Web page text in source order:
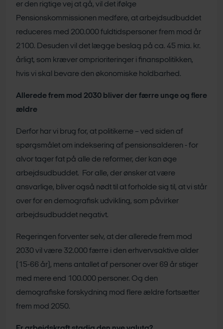
er den rigtige vej at gå, vil det ifølge
Pensionskommissionen medføre, at arbejdsudbuddet
reduceres med 200.000 fuldtidspersoner frem mod år
2100. Desuden vil det lægge beslag på ca. 45 mia. kr.
årligt, som kræver omprioriteringer i finanspolitikken,
hvis vi skal bevare den økonomiske holdbarhed.
Allerede frem mod 2030 bliver der færre unge og flere
ældre
Derfor har vi brug for, at politikerne – ved siden af
spørgsmålet om indeksering af pensionsalderen - for
alvor tager fat på alle de reformer, der kan øge
arbejdsudbuddet. For alle, der ønsker at være
ansvarlige, bliver også nødt til at forholde sig til, at vi står
over for en demografisk udvikling, som påvirker
arbejdsudbuddet negativt.
Regeringen forventer selv, at der allerede frem mod
2030 vil være 32.000 færre i den erhvervsaktive alder
(15-66 år), mens antallet af personer over 69 år stiger
med mere end 100.000 personer. Og den
demografiske forskydning mod flere ældre fortsætter
frem mod 2050.